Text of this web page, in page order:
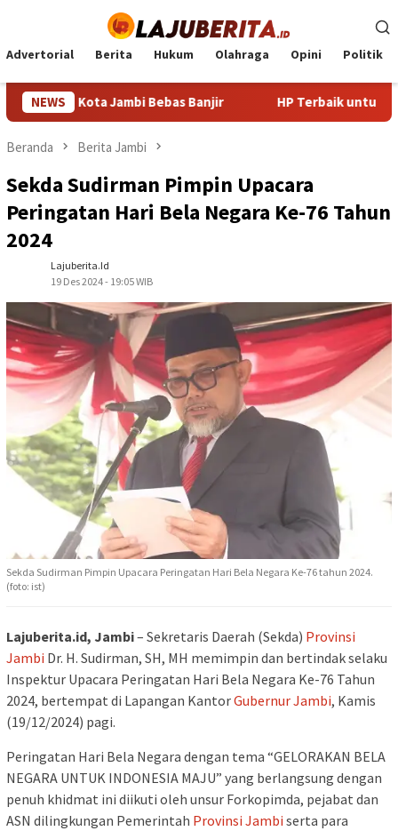
konten
Advertorial Berita Hukum Olahraga Opini Politik
NEWS
Jambi Bebas Banjir HP Terbaik untuk PUBG 2024:
Beranda Berita Jambi
Sekda Sudirman Pimpin Upacara
Peringatan Hari Bela Negara Ke-76 Tahun
2024
Lajuberita.id
19 Des 2024 - 19:05 WIB
Sekda Sudirman Pimpin Upacara Peringatan Hari Bela Negara Ke-76 tahun 2024.
(foto: ist)
Lajuberita.id, Jambi– Sekretaris Daerah (Sekda) Provinsi
Jambi Dr. H. Sudirman, SH, MH memimpin dan bertindak selaku
Inspektur Upacara Peringatan Hari Bela Negara Ke-76 Tahun
2024, bertempat di Lapangan KantorGubernur Jambi, Kamis
(19/12/2024) pagi.
Peringatan Hari Bela Negara dengan tema “GELORAKAN BELA
NEGARA UNTUK INDONESIA MAJU” yang berlangsung dengan
penuh khidmat ini diikuti oleh unsur Forkopimda, pejabat dan
ASN dilingkungan Pemerintah Provinsi Jambi serta para